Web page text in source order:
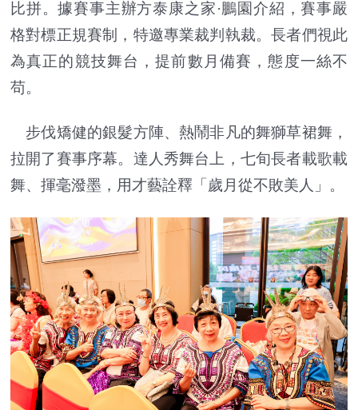
比拼。據賽事主辦方泰康之家·鵬園介紹，賽事嚴
格對標正規賽制，特邀專業裁判執裁。長者們視此
為真正的競技舞台，提前數月備賽，態度一絲不
苟。
步伐矯健的銀髮方陣、熱鬧非凡的舞獅草裙舞，
拉開了賽事序幕。達人秀舞台上，七旬長者載歌載
舞、揮毫潑墨，用才藝詮釋「歲月從不敗美人」。